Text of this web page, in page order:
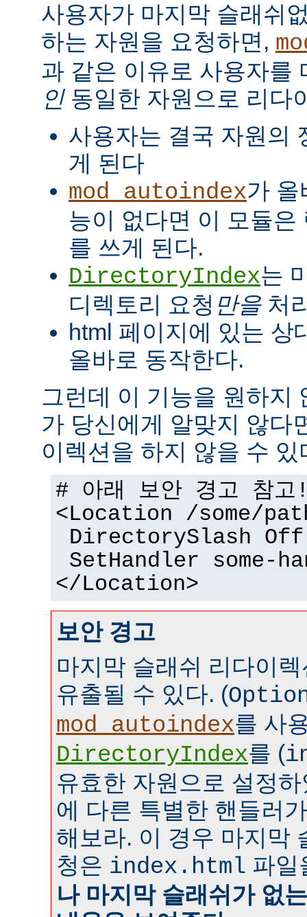
사용자가 마지막 슬래쉬
하는 자원을 요청하면,
과 같은 이유로 사용자를
인동일한 자원으로 리다
사용자는 결국 자원의
게 된다
mod_autoindex가 올
능이 없다면 이 모듈은
를 쓰게 된다.
DirectoryIndex는
디렉토리 요청 만을처
html 페이지에 있는 상
올바로 동작한다.
그런데 이 기능을 원하지
가 당신에게 알맞지 않다
이렉션을 하지 않을 수 있
# 아래 보안 경고 참고
<Location /some/
DirectorySlash Off
SetHandler some-
</Location>
보안 경고
마지막 슬래쉬 리다이
유출될 수 있다. (
mod_autoindex를 사
DirectoryIndex를 (
유효한 자원으로 설정
에 다른 특별한 핸들러
해보라. 이 경우 마지막
청은 index.html 파일
나 마지막 슬래쉬가 없